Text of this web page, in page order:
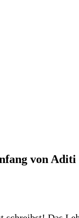
von